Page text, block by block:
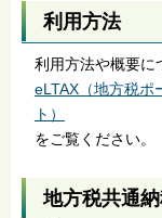
利用方法
利用方法や概要に
eLTAX（地方税ポ
ト）
をご覧ください。
地方税共通